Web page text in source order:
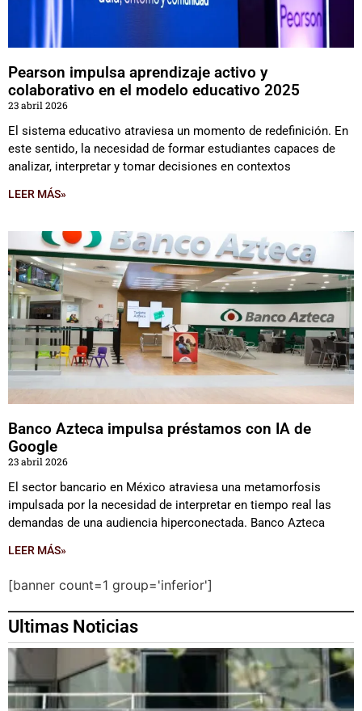
Pearson impulsa aprendizaje activo y
colaborativo en el modelo educativo 2025
23 abril 2026
El sistema educativo atraviesa un momento de redefinición. En
este sentido, la necesidad de formar estudiantes capaces de
analizar, interpretar y tomar decisiones en contextos
LEER MÁS»
Banco Azteca impulsa préstamos con IA de
Google
23 abril 2026
El sector bancario en México atraviesa una metamorfosis
impulsada por la necesidad de interpretar en tiempo real las
demandas de una audiencia hiperconectada. Banco Azteca
LEER MÁS»
[banner count=1 group='inferior']
Ultimas Noticias